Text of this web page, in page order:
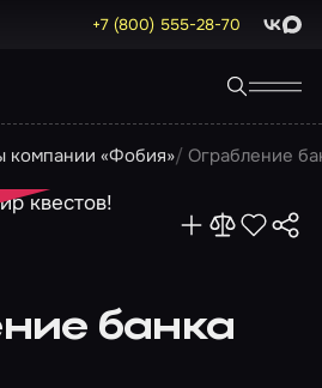
+7 (800) 555-28-70 Max
компании «Фобия» Ограбление
банка
КВЕСТ ЗАКРЫТ